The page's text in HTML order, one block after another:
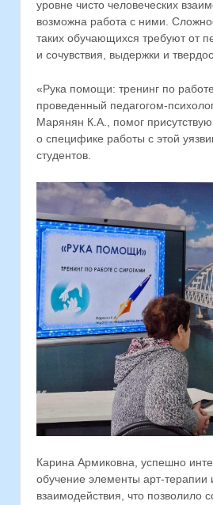
уровне чисто человеческих
возможна работа с ними.
таких обучающихся требуют от
и сочувствия, выдержки и
«Рука помощи: тренинг по
проведенный педагогом-
Марянян К.А., помог
о специфике работы с этой
студентов.
Карина Армиковна, успешно
обучение элементы арт-терапии
взаимодействия, что позволило